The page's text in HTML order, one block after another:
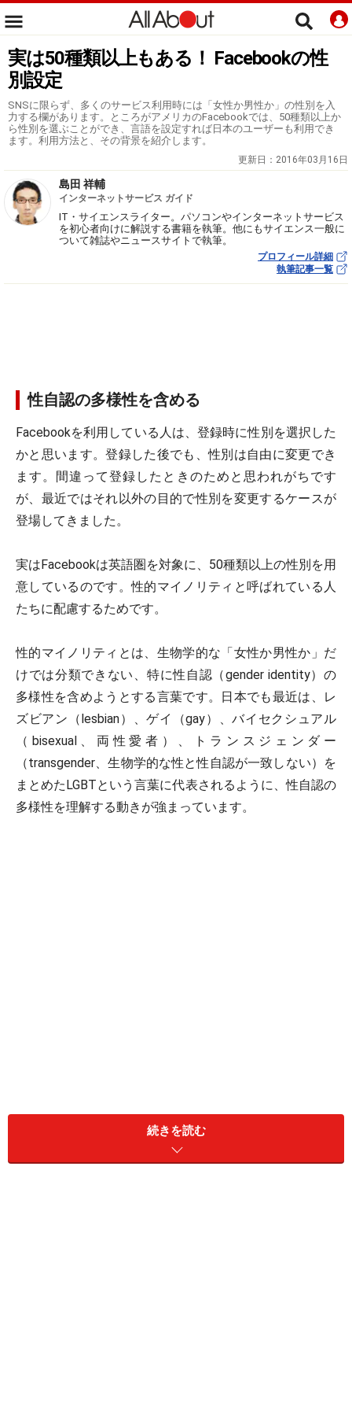
実は50種類以上もある！ Facebookの性
別設定
SNSに限らず、多くのサービス利用時には「女性か男性か」の性別を入
力する欄があります。ところがアメリカのFacebookでは、50種類以上か
ら性別を選ぶことができ、言語を設定すれば日本のユーザーも利用でき
ます。利用方法と、その背景を紹介します。
更新日： 2016年03月16日
島田 祥輔
インターネットサービス ガイド
IT・サイエンスライター。パソコンやインターネットサービス
を初心者向けに解説する書籍を執筆。他にもサイエンス一般に
ついて雑誌やニュースサイトで執筆。
プロフィール詳細
執筆記事一覧
性自認の多様性を含める
Facebookを利用している人は、登録時に性別を選択した
かと思います。登録した後でも、性別は自由に変更でき
ます。間違って登録したときのためと思われがちです
が、最近ではそれ以外の目的で性別を変更するケースが
登場してきました。
実はFacebookは英語圏を対象に、50種類以上の性別を用
意しているのです。性的マイノリティと呼ばれている人
たちに配慮するためです。
性的マイノリティとは、生物学的な「女性か男性か」だ
けでは分類できない、特に性自認（gender identity）の
多様性を含めようとする言葉です。日本でも最近は、レ
ズビアン（lesbian）、ゲイ（gay）、バイセクシュアル
（bisexual、両性愛者）、トランスジェンダー
（transgender、生物学的な性と性自認が一致しない）を
まとめたLGBTという言葉に代表されるように、性自認の
多様性を理解する動きが強まっています。
な性的指向（恋愛対象という意味であり、性的嗜好とは
違います）は考慮されておらず、純粋にユーザーの性自
認を問うものになっています。また、性自認がはっきり
続きを読む